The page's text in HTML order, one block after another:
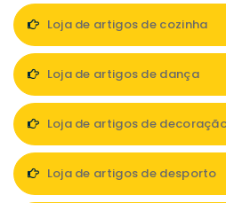
Loja de artigos de cozinha
Loja de artigos de dança
Loja de artigos de
Loja de artigos de desporto